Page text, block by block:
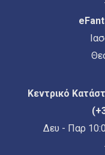
Κεντρικό
Δευ - Παρ